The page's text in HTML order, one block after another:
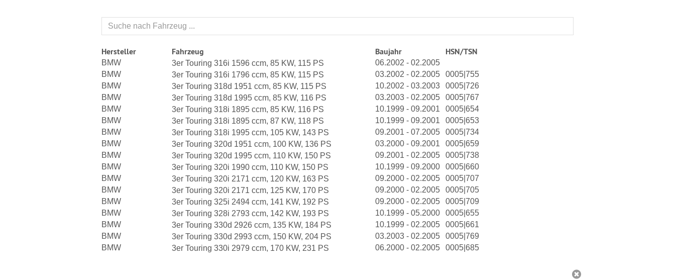
Hersteller Fahrzeug Baujahr HSN/TSN
BMW 3er Touring 316i 1596 ccm, 85 KW, 115 PS
06.2002 - 02.2005
BMW
3er Touring 316i 1796 ccm, 85 KW, 115 PS 03.2002 - 02.2005
0005|755
BMW
3er Touring 318d 1951 ccm, 85 KW, 115 PS 10.2002 - 03.2003
0005|726
BMW
3er Touring 318d 1995 ccm, 85 KW, 116 PS 03.2003 - 02.2005
0005|767
BMW
3er Touring 318i 1895 ccm, 85 KW, 116 PS 10.1999 - 09.2001
0005|654
BMW
3er Touring 318i 1895 ccm, 87 KW, 118 PS 10.1999 - 09.2001
0005|653
BMW
3er Touring 318i 1995 ccm, 105 KW, 143 PS 09.2001 - 07.2005
0005|734
BMW
3er Touring 320d 1951 ccm, 100 KW, 136 PS 03.2000 - 09.2001
0005|659
BMW
3er Touring 320d 1995 ccm, 110 KW, 150 PS 09.2001 - 02.2005
0005|738
BMW
3er Touring 320i 1990 ccm, 110 KW, 150 PS 10.1999 - 09.2000
0005|660
BMW
3er Touring 320i 2171 ccm, 120 KW, 163 PS 09.2000 - 02.2005
0005|707
BMW
3er Touring 320i 2171 ccm, 125 KW, 170 PS 09.2000 - 02.2005
0005|705
BMW
3er Touring 325i 2494 ccm, 141 KW, 192 PS 09.2000 - 02.2005
0005|709
BMW
3er Touring 328i 2793 ccm, 142 KW, 193 PS 10.1999 - 05.2000
0005|655
BMW
3er Touring 330d 2926 ccm, 135 KW, 184 PS 10.1999 - 02.2005
0005|661
BMW
3er Touring 330d 2993 ccm, 150 KW, 204 PS 03.2003 - 02.2005
0005|769
BMW
3er Touring 330i 2979 ccm, 170 KW, 231 PS 06.2000 - 02.2005 0005|685